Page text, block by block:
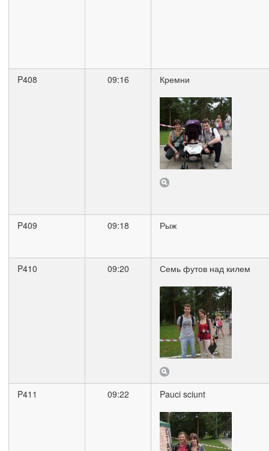
P408 09:16 Кремни
P409 09:18 Рыж
P410 09:20 Семь футов над килем
P411 09:22 Pauci sciunt